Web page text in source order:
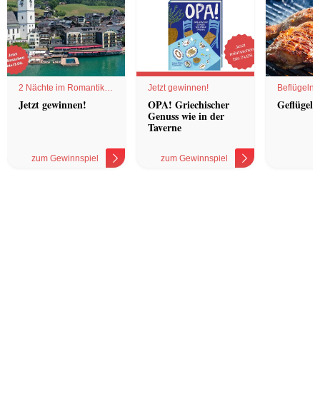
2 Nächte im Romantik
Hotel
Jetzt gewinnen!
zum Gewinnspiel
Jetzt gewinnen!
OPA! Griechischer
Genuss wie in der
Taverne
zum Gewinnspiel
Geflügel